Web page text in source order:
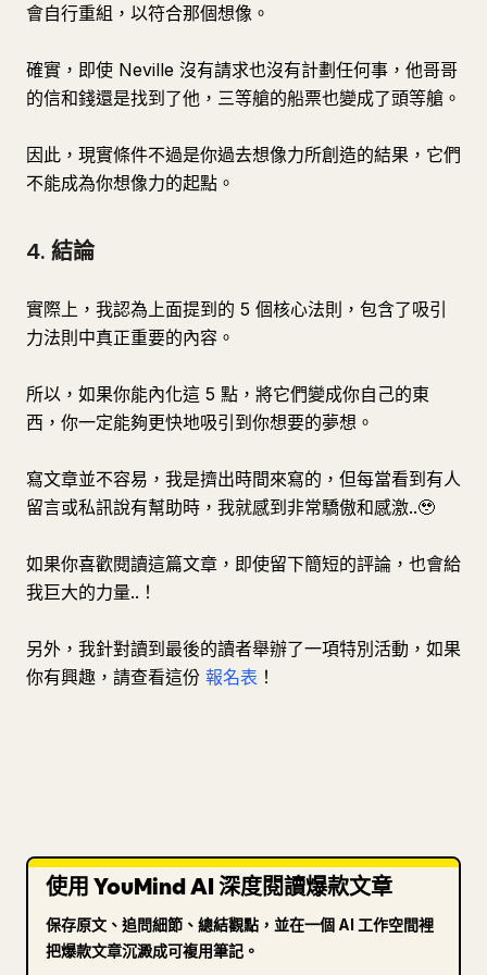
會自行重組，以符合那個想像。
確實，即使 Neville 沒有請求也沒有計劃任何事，他哥哥
的信和錢還是找到了他，三等艙的船票也變成了頭等艙。
因此，現實條件不過是你過去想像力所創造的結果，它們
不能成為你想像力的起點。
4. 結論
實際上，我認為上面提到的 5 個核心法則，包含了吸引
力法則中真正重要的內容。
所以，如果你能內化這 5 點，將它們變成你自己的東
西，你一定能夠更快地吸引到你想要的夢想。
寫文章並不容易，我是擠出時間來寫的，但每當看到有人
留言或私訊說有幫助時，我就感到非常驕傲和感激..🥹
如果你喜歡閱讀這篇文章，即使留下簡短的評論，也會給
我巨大的力量..！
另外，我針對讀到最後的讀者舉辦了一項特別活動，如果
你有興趣，請查看這份 報名表 ！
使用 YouMind AI 深度閱讀爆款文章
保存原文、追問細節、總結觀點，並在一個 AI 工作空間裡
把爆款文章沉澱成可複用筆記。